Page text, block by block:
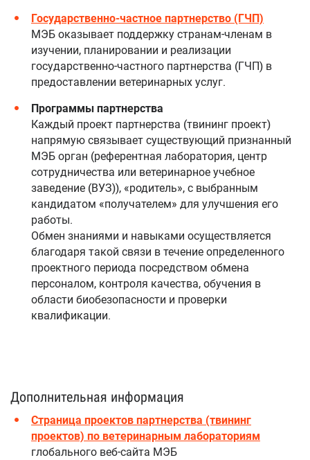
Государственно-частное партнерство (ГЧП)
МЭБ оказывает поддержку странам-членам в
изучении, планировании и реализации
государственно-частного партнерства (ГЧП) в
предоставлении ветеринарных услуг.
Программы партнерства
Каждый проект партнерства (твининг проект)
напрямую связывает существующий признанный
МЭБ орган (референтная лаборатория, центр
сотрудничества или ветеринарное учебное
заведение (ВУЗ)), «родитель», с выбранным
кандидатом «получателем» для улучшения его
работы.
Обмен знаниями и навыками осуществляется
благодаря такой связи в течение определенного
проектного периода посредством обмена
персоналом, контроля качества, обучения в
области биобезопасности и проверки
квалификации.
Дополнительная информация
Страница проектов партнерства (твининг
проектов) по ветеринарным лабораториям
глобального веб-сайта МЭБ